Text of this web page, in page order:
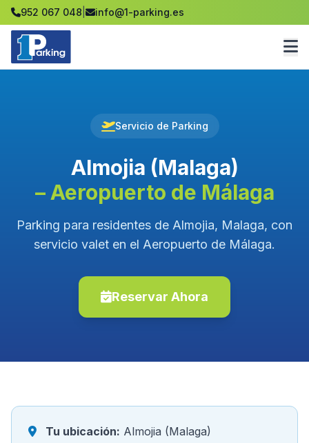
952 067 048 info@1-parking.es
Servicio de Parking
Almojia (Malaga)
– Aeropuerto de Málaga
Parking para residentes de Almojia, Malaga, con
servicio valet en el Aeropuerto de Málaga.
Reservar Ahora
Tu ubicación: Almojia (Malaga)